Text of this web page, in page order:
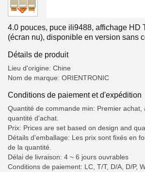
4.0 pouces, puce ili9488, affichage HD
(écran nu), disponible en version sans
Détails de produit
Lieu d'origine: Chine
Nom de marque: ORIENTRONIC
Conditions de paiement et d'expédition
Quantité de commande min: Premier achat,
quantité d'achat.
Prix: Prices are set based on design and
Détails d'emballage: Les prix sont fixés en
de la quantité.
Délai de livraison: 4 ~ 6 jours ouvrables
Conditions de paiement: LC, T/T, D/A, D/P,